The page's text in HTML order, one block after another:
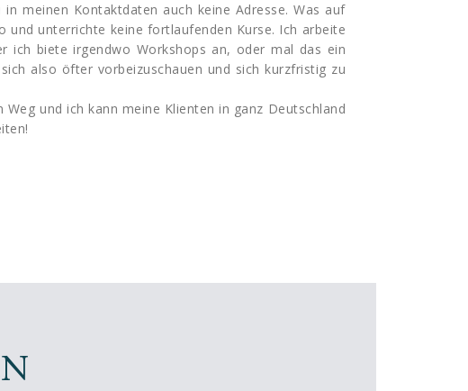
meinen Kontaktdaten auch keine Adresse. Was auf
und unterrichte keine fortlaufenden Kurse. Ich arbeite
ich biete irgendwo Workshops an, oder mal das ein
also öfter vorbeizuschauen und sich kurzfristig zu
und ich kann meine Klienten in ganz Deutschland